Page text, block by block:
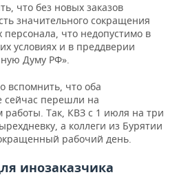
что без новых заказов
значительного сокращения
что недопустимо в
условиях и в преддверии
Думу РФ».
вспомнить, что оба
сейчас перешли на
Так, КВЗ с 1 июля на три
а коллеги из Бурятии
рабочий день.
инозаказчика